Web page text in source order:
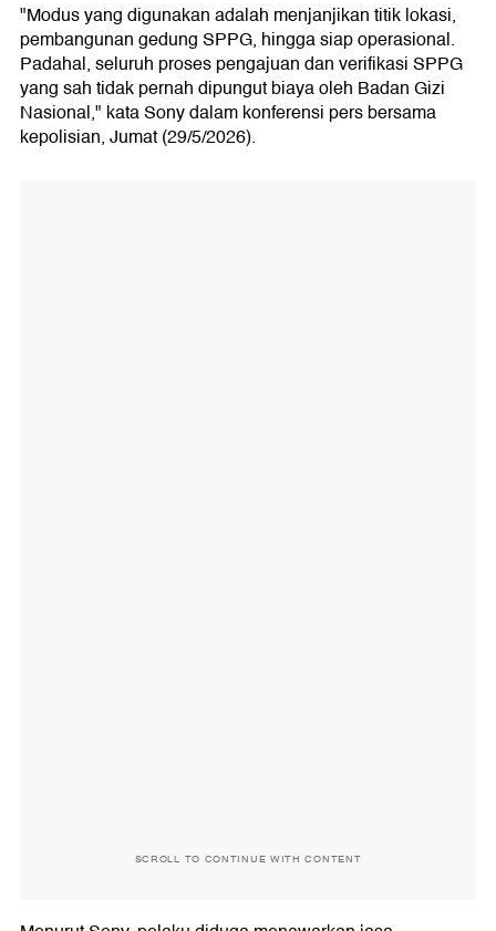
"Modus yang digunakan adalah menjanjikan titik lokasi,
pembangunan gedung SPPG, hingga siap operasional.
Padahal, seluruh proses pengajuan dan verifikasi SPPG
yang sah tidak pernah dipungut biaya oleh Badan Gizi
Nasional," kata Sony dalam konferensi pers bersama
kepolisian, Jumat (29/5/2026).
SCROLL TO CONTINUE WITH CONTENT